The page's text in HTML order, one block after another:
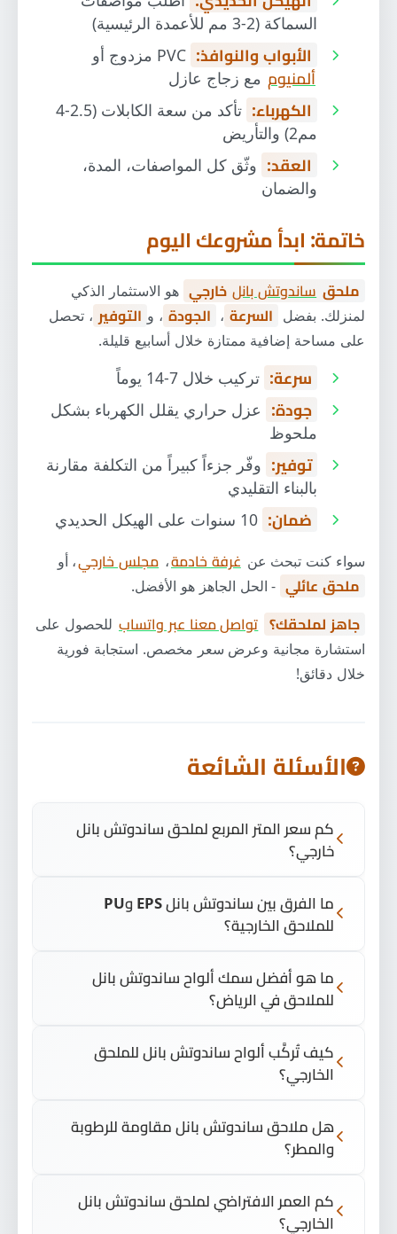
السماكة (2-3 مم للأعمدة الرئيسية)
الأبواب والنوافذ:
ألمنيوم مع زجاج عازل
الكهرباء:
تأكد من سعة الكابلات (2.5-4
مم2) والتأريض
العقد: وثّق كل المواصفات، المدة،
والضمان
خاتمة: ابدأ مشروعك اليوم
ملحق ساندوتش بانل خارجي هو الاستثمار الذكي
لمنزلك. بفضل السرعة ، الجودة ، و التوفير ، تحصل
على مساحة إضافية ممتازة خلال أسابيع قليلة.
سرعة: تركيب خلال 7-14 يوماً
جودة: عزل حراري يقلل الكهرباء بشكل
ملحوظ
توفير: وفّر جزءاً كبيراً من التكلفة مقارنة
بالبناء التقليدي
ضمان:
سواء كنت تبحث عن غرفة خادمة، مجلس خارجي، أو
ملحق عائلي - الحل الجاهز هو الأفضل.
جاهز لملحقك؟ تواصل معنا عبر واتساب للحصول على
استشارة مجانية وعرض سعر مخصص. استجابة فورية
خلال دقائق!
الأسئلة الشائعة
كم سعر المتر المربع لملحق ساندوتش بانل
خارجي؟
ما الفرق بين ساندوتش بانل EPS وPU
للملاحق الخارجية؟
ما هو أفضل سمك ألواح ساندوتش بانل
للملاحق في الرياض؟
كيف تُركَّب ألواح ساندوتش بانل للملحق
الخارجي؟
هل ملاحق ساندوتش بانل مقاومة للرطوبة
والمطر؟
كم العمر الافتراضي لملحق ساندوتش بانل
الخارجي؟